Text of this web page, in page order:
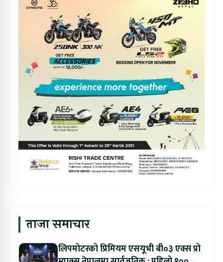
ताजा समाचार
लिपमोटरको प्रिमियम एसयूभी बी०३ एक्स प्रो